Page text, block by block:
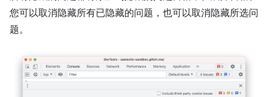
您可以取消隐藏所有已隐藏的问题，也可以取消隐藏所选问
题。